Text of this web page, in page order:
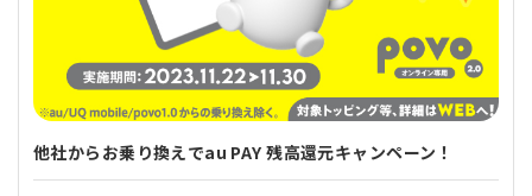
他社からお乗り換えでau PAY 残高還元キャンペーン！